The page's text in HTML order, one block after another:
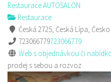
Restaurace AUTOSALON
Restaurace
Česká 2725, Česká Lípa, Česko
723066779723066779
Web s objednávkou či
prodej s sebou a rozvoz